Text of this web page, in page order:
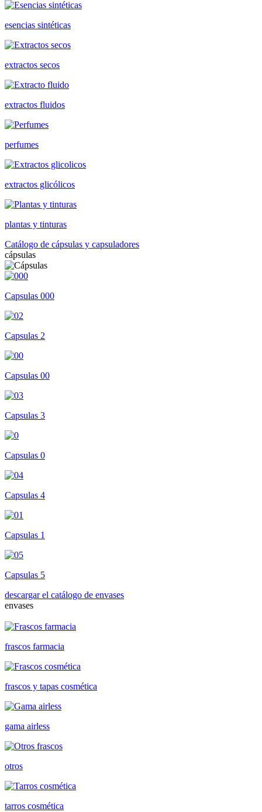
esencias sintéticas
extractos secos
extractos fluidos
perfumes
extractos glicólicos
plantas y tinturas
Catálogo de cápsulas y capsuladores
cápsulas
Capsulas 000
Capsulas 2
Capsulas 00
Capsulas 3
Capsulas 0
Capsulas 4
Capsulas 1
Capsulas 5
descargar el catálogo de envases
envases
frascos farmacia
frascos y tapas cosmética
gama airless
otros
tarros cosmética